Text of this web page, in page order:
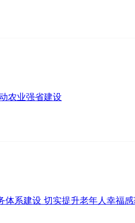
农业强省建设
体系建设 切实提升老年人幸福